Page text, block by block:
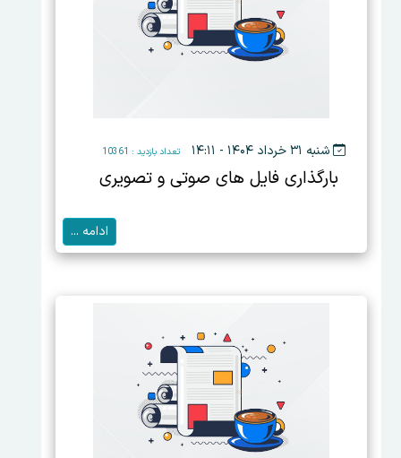
شنبه ۳۱ خرداد ۱۴۰۴ - ۱۴:۱۱ تعداد بازدید : 10361
بارگذاری فایل های صوتی و تصویری
ادامه ...